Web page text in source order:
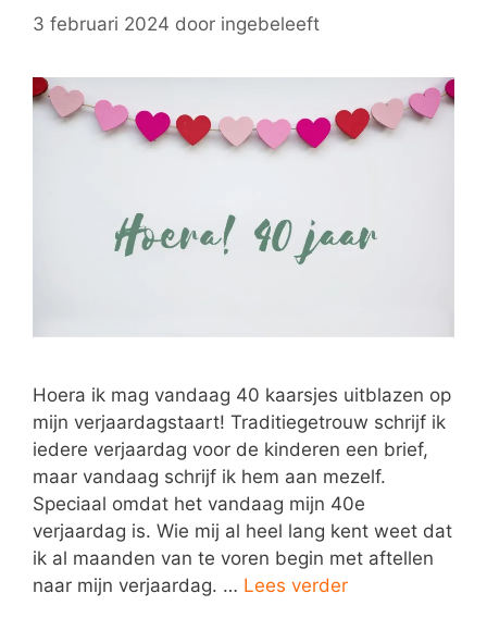
3 februari 2024 door ingebeleeft
Hoera ik mag vandaag 40 kaarsjes uitblazen op
mijn verjaardagstaart! Traditiegetrouw schrijf ik
iedere verjaardag voor de kinderen een brief,
maar vandaag schrijf ik hem aan mezelf.
Speciaal omdat het vandaag mijn 40e
verjaardag is. Wie mij al heel lang kent weet dat
ik al maanden van te voren begin met aftellen
naar mijn verjaardag. … Lees verder